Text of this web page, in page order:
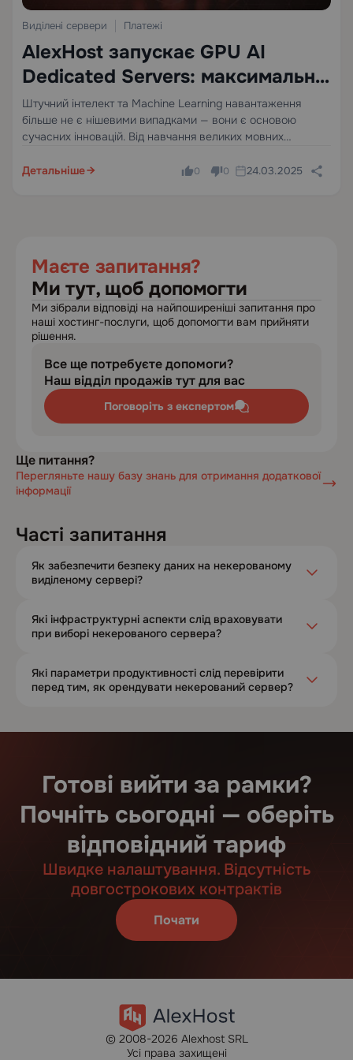
Виділені сервери Платежі
AlexHost запускає GPU AI
Dedicated Servers: максимальна
потужність для AI & ML робочих
навантажень
Штучний інтелект та Machine Learning навантаження
більше не є нішевими випадками — вони є основою
сучасних інновацій. Від навчання великих мовних
часі, ці завдання вимагають обладнання, яке може
Детальніше 0 0 24.03.2025
Маєте запитання?
Ми тут, щоб допомогти
Ми зібрали відповіді на найпоширеніші запитання про
наші хостинг-послуги, щоб допомогти вам прийняти
рішення.
Все ще потребуєте допомоги?
Наш відділ продажів тут для вас
Поговоріть з експертом
Ще питання?
Перегляньте нашу базу знань для отримання додаткової
інформації
Часті запитання
Як забезпечити безпеку даних на некерованому
виділеному сервері?
Які інфраструктурні аспекти слід враховувати
при виборі некерованого сервера?
Які параметри продуктивності слід перевірити
перед тим, як орендувати некерований сервер?
Готові вийти за рамки?
Почніть сьогодні — оберіть
відповідний тариф
Швидке налаштування. Відсутність
довгострокових контрактів
Почати
© 2008-2026 Alexhost SRL
Усі права захищені